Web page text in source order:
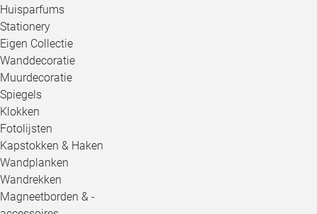
Huisparfums
Stationery
Eigen Collectie
Wanddecoratie
Muurdecoratie
Spiegels
Klokken
Fotolijsten
Kapstokken & Haken
Wandplanken
Wandrekken
Magneetborden & -